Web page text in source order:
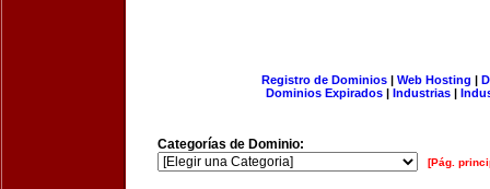
Registro de Dominios| Web Hosting |
Dominios Expirados | Industrias |
Categorías de Dominio:
[Pág.